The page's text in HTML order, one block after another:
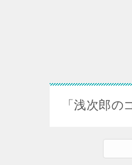
「浅次郎